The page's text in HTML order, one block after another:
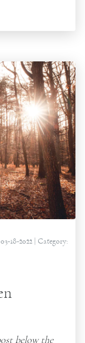
03-18-2022| Category:
below the